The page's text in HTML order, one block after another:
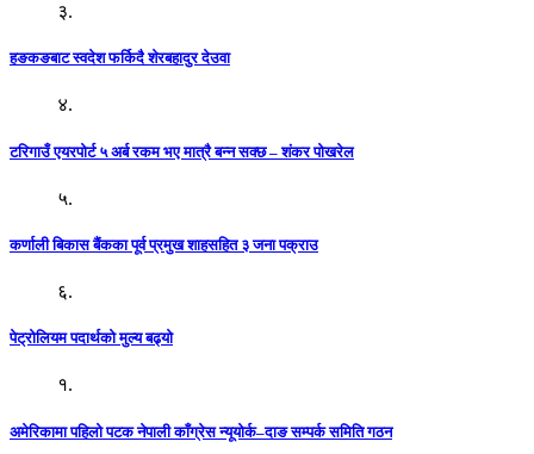
३.
हङकङबाट स्वदेश फर्किदै शेरबहादुर देउवा
४.
टरिगाउँ एयरपोर्ट ५ अर्ब रकम भए मात्रै बन्न सक्छ – शंकर पोखरेल
५.
कर्णाली बिकास बैंकका पूर्व प्रमुख शाहसहित ३ जना पक्राउ
६.
पेट्रोलियम पदार्थको मुल्य बढ्याे
१.
अमेरिकामा पहिलो पटक नेपाली काँग्रेस न्यूयोर्क–दाङ सम्पर्क समिति गठन